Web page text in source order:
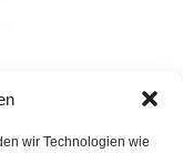
wir Technologien wie